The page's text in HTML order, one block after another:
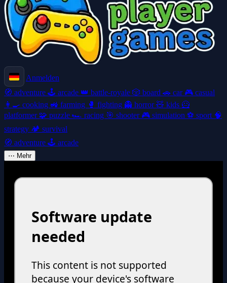
Anmelden
🧭 adventure 🕹️ arcade 👑 battle-royale 🎲 board 🚗 car 🎮 casual
👩‍🍳 cooking 🚜 farming 🥊 fighting 👻 horror🧸 kids 🦸
platformer 🧩 puzzle 🏎️ racing 🎯 shooter 🎮 simulation ⚽ sport 🧠
strategy 🏕️ survival
🧭 adventure 🕹️ arcade
⋯ Mehr